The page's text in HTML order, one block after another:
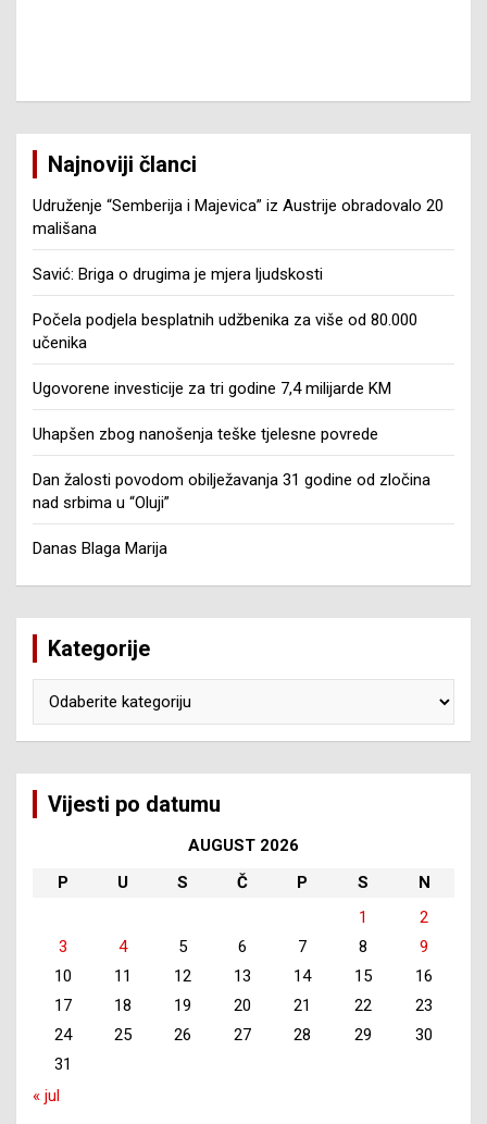
Najnoviji članci
Udruženje “Semberija i Majevica” iz Austrije obradovalo 20
mališana
Savić: Briga o drugima je mjera ljudskosti
Počela podjela besplatnih udžbenika za više od 80.000
učenika
Ugovorene investicije za tri godine 7,4 milijarde KM
Uhapšen zbog nanošenja teške tjelesne povrede
Dan žalosti povodom obilježavanja 31 godine od zločina
nad srbima u “Oluji”
Danas Blaga Marija
Kategorije
Vijesti po datumu
AUGUST 2026
P
U S Č P S
N
1
2
3
4 5 6 7 8
9
10
11 12 13 14 15
16
17
18 19 20 21 22
23
24
25 26 27 28 29
30
31
« jul